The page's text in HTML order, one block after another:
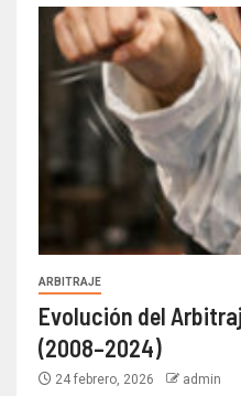
ARBITRAJE
Evolución del
(2008–2024)
24 febrero, 2026 admin